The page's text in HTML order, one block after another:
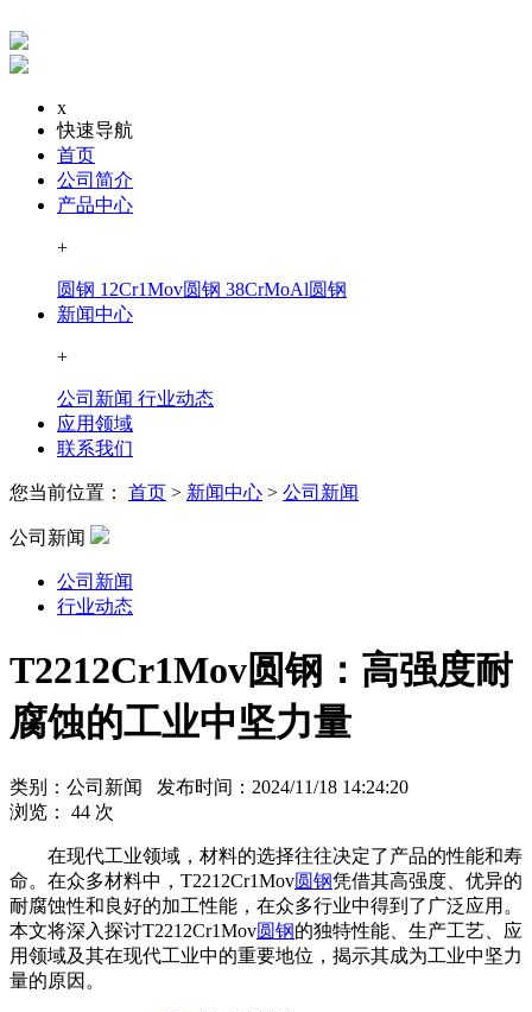
x
快速导航
首页
公司简介
产品中心
+
圆钢 12Cr1Mov圆钢 38CrMoAl圆钢
新闻中心
+
公司新闻 行业动态
应用领域
联系我们
您当前位置： 首页 > 新闻中心 > 公司新闻
公司新闻
公司新闻
行业动态
T2212Cr1Mov圆钢：高强度耐
腐蚀的工业中坚力量
类别：公司新闻 发布时间：2024/11/18 14:24:20
浏览： 44 次
在现代工业领域，材料的选择往往决定了产品的性能和寿
命。在众多材料中，T2212Cr1Mov圆钢凭借其高强度、优异的
耐腐蚀性和良好的加工性能，在众多行业中得到了广泛应用。
本文将深入探讨T2212Cr1Mov圆钢的独特性能、生产工艺、应
用领域及其在现代工业中的重要地位，揭示其成为工业中坚力
量的原因。